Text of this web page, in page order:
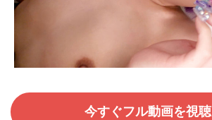
今すぐフル動画を視聴